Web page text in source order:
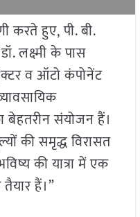
करते हुए, पी. बी.
लक्ष्मी के पास
व ऑटो कंपोनेंट
संयोजन हैं।
की समृद्ध विरासत
की यात्रा में एक
हैं।”